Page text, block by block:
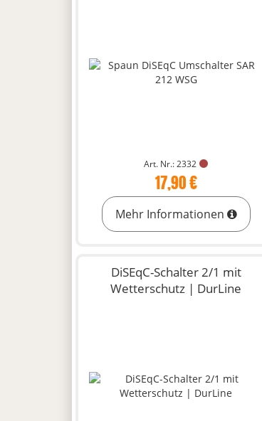
Art. Nr.: 2332
17,90 €
Mehr Informationen
DiSEqC-Schalter 2/1 mit
Wetterschutz | DurLine